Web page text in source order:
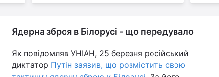
Ядерна зброя в Білорусі - що передувало
Як повідомляв УНІАН, 25 березня російський
диктатор Путін заявив, що розмістить свою